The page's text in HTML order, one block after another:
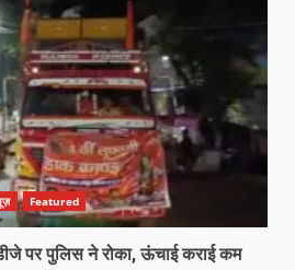
Featured
पर पुलिस ने रोका, ऊंचाई कराई कम